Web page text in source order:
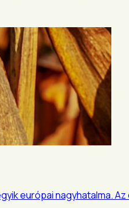
európai nagyhatalma. Az